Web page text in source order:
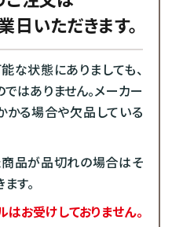
いただきます。
状態にありましても、
はありません。メーカー
かる場合や欠品している
品が品切れの場合はそ
す。
お受けしておりません。